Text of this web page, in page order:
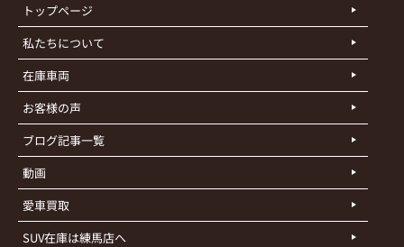
トップページ
私たちについて
在庫車両
お客様の声
ブログ記事一覧
動画
愛車買取
SUV在庫は練馬店へ